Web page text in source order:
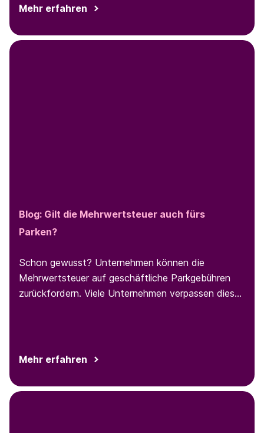
Mehr erfahren
Blog: Gilt die Mehrwertsteuer auch fürs
Parken?
Schon gewusst? Unternehmen können die
Mehrwertsteuer auf geschäftliche Parkgebühren
zurückfordern. Viele Unternehmen verpassen diese
Mehr erfahren